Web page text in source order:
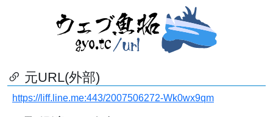
元URL(外部)
https://liff.line.me:443/2007506272-Wk0wx9qm